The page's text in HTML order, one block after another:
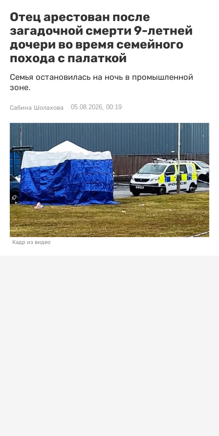
Отец арестован после
загадочной смерти 9-летней
дочери во время семейного
похода с палаткой
Семья остановилась на ночь в промышленной
зоне.
Сабина Шолахова 05.08.2026, 00:19
Кадр из видео